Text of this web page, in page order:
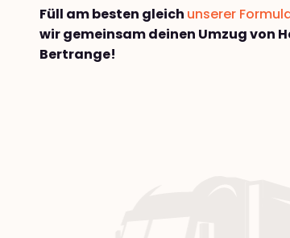
Füll am besten gleich unserer
wir gemeinsam deinen Umzug von
Bertrange!